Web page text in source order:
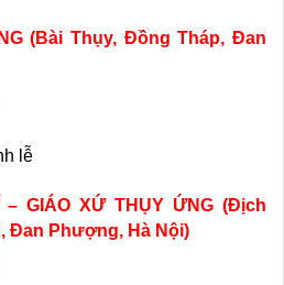
(Bài Thụy, Đồng Tháp, Đan
lễ
– GIÁO XỨ THỤY ỨNG (Địch
Đan Phượng, Hà Nội)